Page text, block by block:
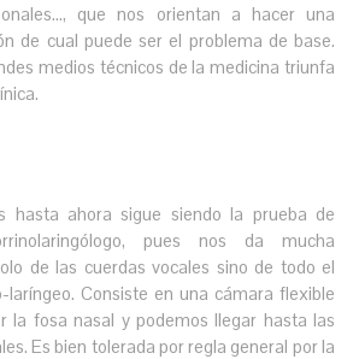
que nos orientan a hacer una
de cual puede ser el problema de base.
medios técnicos de la medicina triunfa
hasta ahora sigue siendo la prueba de
pues nos da mucha
de las cuerdas vocales sino de todo el
Consiste en una cámara flexible
la fosa nasal y podemos llegar hasta las
Es bien tolerada por regla general por la